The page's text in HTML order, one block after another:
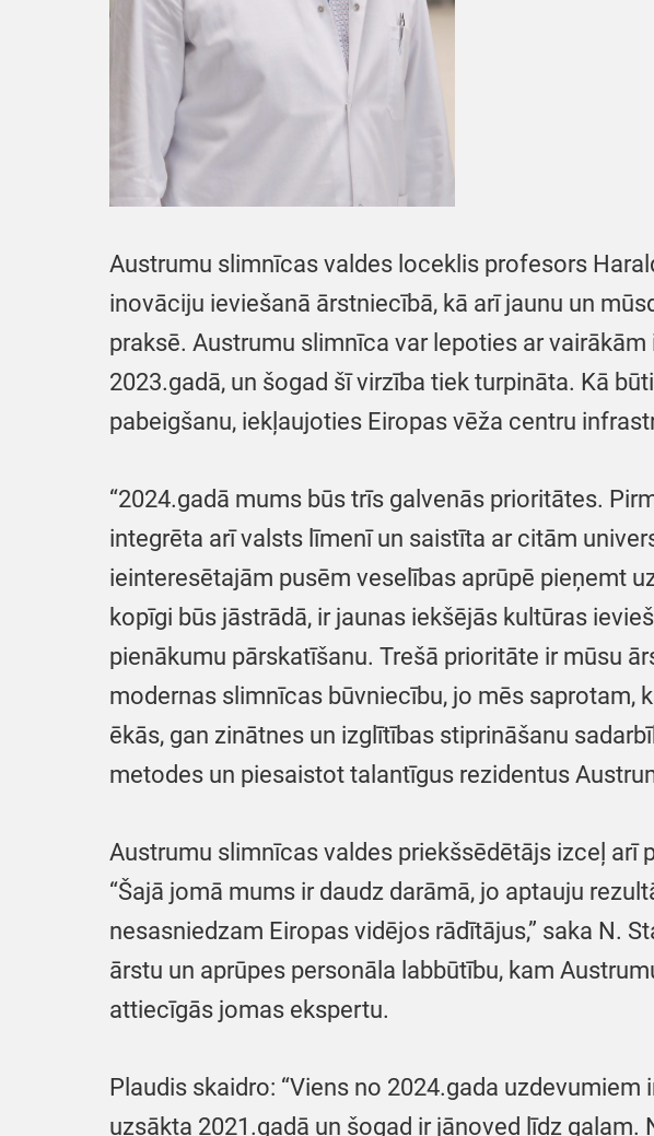
Austrumu slimnīcas valdes loceklis profesors
inovāciju ieviešanā ārstniecībā, kā arī jaunu un
praksē. Austrumu slimnīca var lepoties ar
2023.gadā, un šogad šī virzība tiek turpināta. Kā
pabeigšanu, iekļaujoties Eiropas vēža centru
“2024.gadā mums būs trīs galvenās prioritātes.
integrēta arī valsts līmenī un saistīta ar citām
ieinteresētajām pusēm veselības aprūpē pieņemt
kopīgi būs jāstrādā, ir jaunas iekšējās kultūras
pienākumu pārskatīšanu. Trešā prioritāte ir mūsu
modernas slimnīcas būvniecību, jo mēs saprotam,
ēkās, gan zinātnes un izglītības stiprināšanu
metodes un piesaistot talantīgus rezidentus
Austrumu slimnīcas valdes priekšsēdētājs izceļ arī
“Šajā jomā mums ir daudz darāmā, jo aptauju
nesasniedzam Eiropas vidējos rādītājus,” saka N.
ārstu un aprūpes personāla labbūtību, kam
attiecīgās jomas ekspertu.
Plaudis skaidro: “Viens no 2024.gada
uzsākta 2021.gadā un šogad ir jānoved līdz